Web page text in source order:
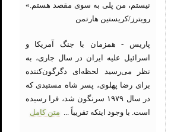
نیستم، من پلی به سوی مقصد هستم.»
رویترز/کریستین هارتمن
پاریس - همزمان با جنگ آمریکا و
اسرائیل علیه ایران در سال جاری، به
نظر می‌رسید لحظه‌ای دگرگون‌کننده
برای رضا پهلوی، پسر شاه مستبدی که
در سال ۱۹۷۹ سرنگون شد، فرا رسیده
است. با وجود اینکه تقریباً ... متن کامل